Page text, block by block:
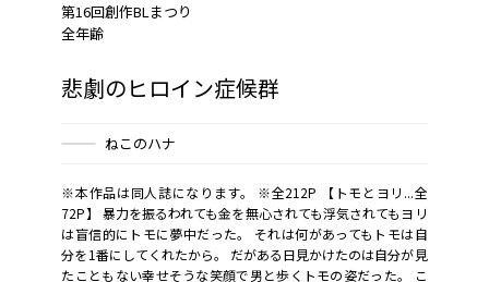
第16回創作BLまつり
全年齢
悲劇のヒロイン症候群
ねこのハナ
※本作品は同人誌になります。 ※全212P 【トモとヨリ...全
72P】 暴力を振るわれても金を無心されても浮気されてもヨリ
は盲信的にトモに夢中だった。 それは何があってもトモは自
分を1番にしてくれたから。 だがある日見かけたのは自分が見
たこともない幸せそうな笑顔で男と歩くトモの姿だった。 こ